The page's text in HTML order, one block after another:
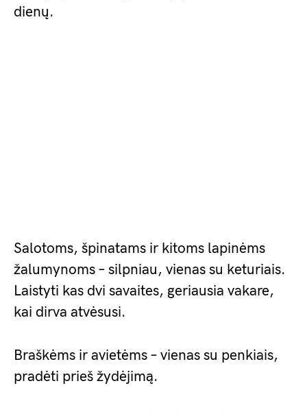
dienų.
Salotoms, špinatams ir kitoms lapinėms
žalumynoms – silpniau, vienas su keturiais.
Laistyti kas dvi savaites, geriausia vakare,
kai dirva atvėsusi.
Braškėms ir avietėms – vienas su penkiais,
pradėti prieš žydėjimą.